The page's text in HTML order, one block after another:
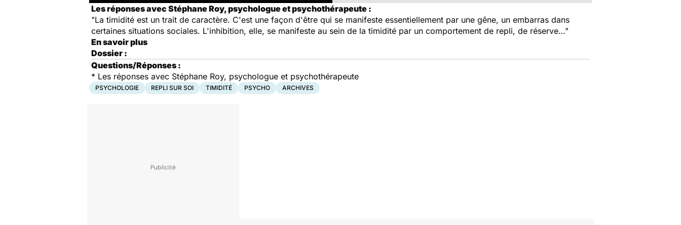
Les réponses avec Stéphane Roy, psychologue et psychothérapeute :
"La timidité est un trait de caractère. C'est une façon d'être qui se manifeste essentiellement par une gêne, un embarras dans
certaines situations sociales. L'inhibition, elle, se manifeste au sein de la timidité par un comportement de repli, de réserve…"
En savoir plus
Dossier :
Questions/Réponses :
* Les réponses avec Stéphane Roy, psychologue et psychothérapeute
PSYCHOLOGIE REPLI SUR SOI TIMIDITÉ PSYCHO ARCHIVES